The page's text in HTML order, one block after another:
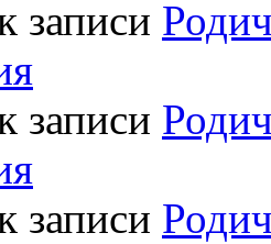
записи
записи
записи